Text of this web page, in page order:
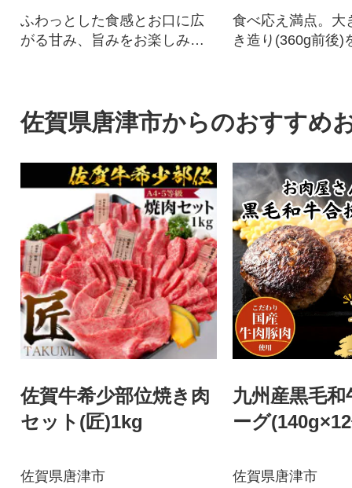
ふわっとした食感とお口に広
がる甘み、旨みをお楽しみく
食べ応え満点。大
き造り(360g前後)
佐賀県唐津市からのおすすめ
佐賀牛希少部位焼き肉
セット(匠)1kg
佐賀県唐津市
九州産黒毛
ーグ
佐賀県唐津市